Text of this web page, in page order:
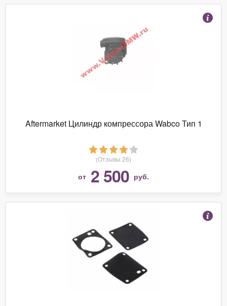
Aftermarket Цилиндр компрессора Wabco Тип 1
(Отзывы 26)
от 2 500 руб.